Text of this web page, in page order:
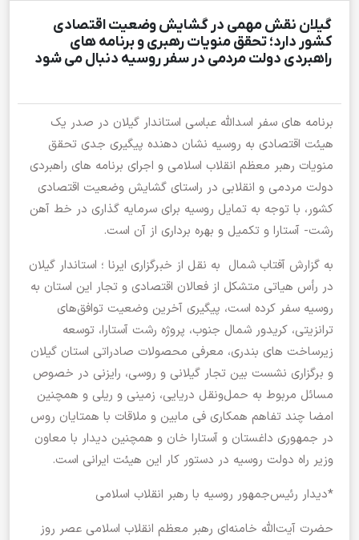
گیلان نقش مهمی در گشایش وضعیت اقتصادی
کشور دارد؛ تحقق منویات رهبری و برنامه های
راهبردی دولت مردمی در سفر روسیه دنبال می شود
برنامه های سفر اسدالله عباسی استاندار گیلان در صدر یک
هیئت اقتصادی به روسیه نشان دهنده پیگیری جدی تحقق
منویات رهبر معظم انقلاب اسلامی و اجرای برنامه های راهبردی
دولت مردمی و انقلابی در راستای گشایش وضعیت اقتصادی
کشور، با توجه به تمایل روسیه برای سرمایه گذاری در خط آهن
رشت- آستارا و تکمیل و بهره برداری از آن است.
به گزارش آفتاب شمال به نقل از خبرگزاری ایرنا ؛ استاندار گیلان
در رأس هیاتی متشکل از فعالان اقتصادی و تجار این استان به
روسیه سفر کرده است، پیگیری آخرین وضعیت توافق‌های
ترانزیتی، کریدور شمال جنوب، پروژه رشت آستارا، توسعه
زیرساخت های بندری، معرفی محصولات صادراتی استان گیلان
و برگزاری نشست بین تجار گیلانی و روسی، رایزنی در خصوص
مسائل مربوط به حمل‌ونقل دریایی، زمینی و ریلی و همچنین
امضا چند تفاهم همکاری فی مابین و ملاقات با همتایان روس
در جمهوری داغستان و آستارا خان و همچنین دیدار با معاون
وزیر راه دولت روسیه در دستور کار این هیئت ایرانی است.
*دیدار رئیس‌جمهور روسیه با رهبر انقلاب اسلامی
حضرت آیت‌الله خامنه‌ای رهبر معظم انقلاب اسلامی عصر روز